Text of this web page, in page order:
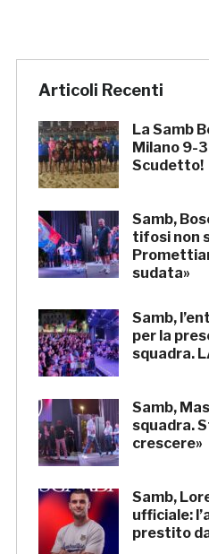
Articoli Recenti
La Samb
Milano 9-
Scudetto!
Samb,
tifosi non
sudata»
Samb,
per la
squadra.
Samb,
squadra.
crescere»
Samb,
ufficiale:
prestito